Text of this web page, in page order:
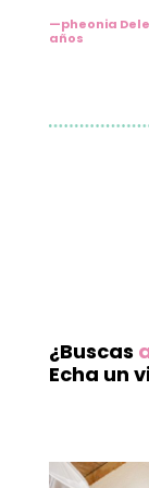
—pheonia
años
¿Buscas
Echa un